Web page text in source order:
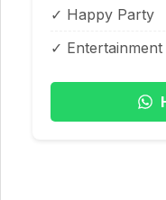
✓ Happy Party
✓